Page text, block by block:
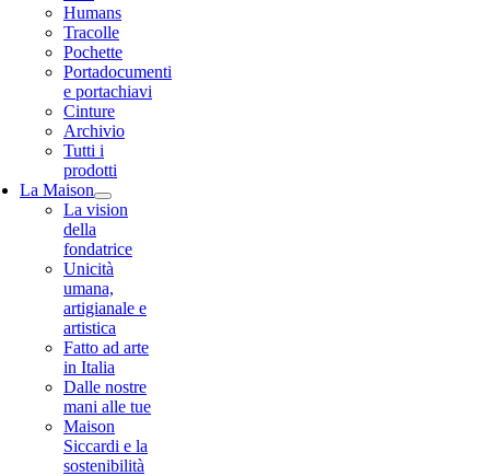
Humans
Tracolle
Pochette
Portadocumenti
e portachiavi
Cinture
Archivio
Tutti i
prodotti
La Maison
La vision
della
fondatrice
Unicità
umana,
artigianale e
artistica
Fatto ad arte
in Italia
Dalle nostre
mani alle tue
Maison
Siccardi e la
sostenibilità